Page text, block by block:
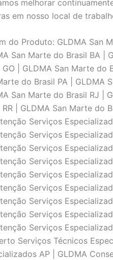
melhorar
em nosso local de
do Produto: GLDMA San
San Marte do Brasil BA |
GO | GLDMA San Marte do
do Brasil PA | GLDMA
San Marte do Brasil RJ |
RR | GLDMA San Marte do
Serviços
Serviços
Serviços
Serviços
Serviços
Serviços
Serviços
Serviços
Serviços
Serviços Técnicos
AP | GLDMA